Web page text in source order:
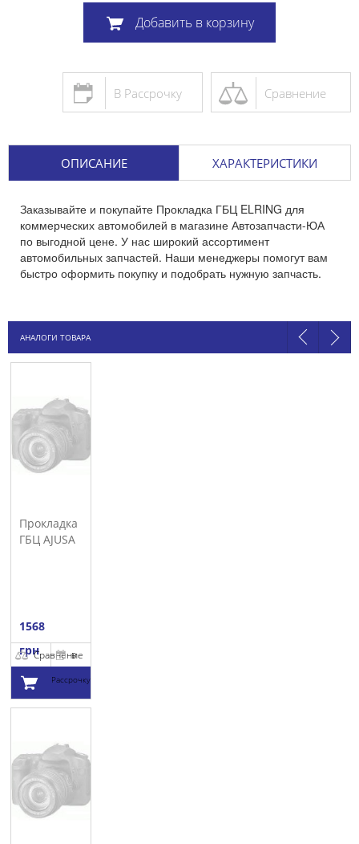
Добавить в корзину
Сравнение
В Рассрочку
ОПИСАНИЕ ХАРАКТЕРИСТИКИ
Заказывайте и покупайте Прокладка ГБЦ ELRING для
коммерческих автомобилей в магазине Автозапчасти-ЮА
по выгодной цене. У нас широкий ассортимент
автомобильных запчастей. Наши менеджеры помогут вам
быстро оформить покупку и подобрать нужную запчасть.
АНАЛОГИ ТОВАРА
Прокладка
ГБЦ AJUSA
1568
грнСравнение
В
Рассрочку
корзину